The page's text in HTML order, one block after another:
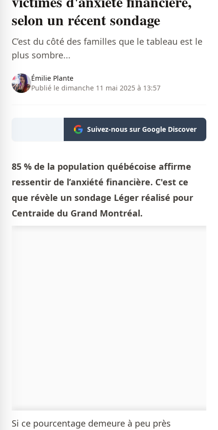
selon un récent sondage
C’est du côté des familles que le tableau est le
plus sombre...
Émilie Plante
Publié le dimanche 11 mai 2025 à 13:57
Suivez-nous sur Google Discover
85 % de la population québécoise affirme
ressentir de l’anxiété financière. C'est ce
que révèle un sondage Léger réalisé pour
Centraide du Grand Montréal.
Si ce pourcentage demeure à peu près